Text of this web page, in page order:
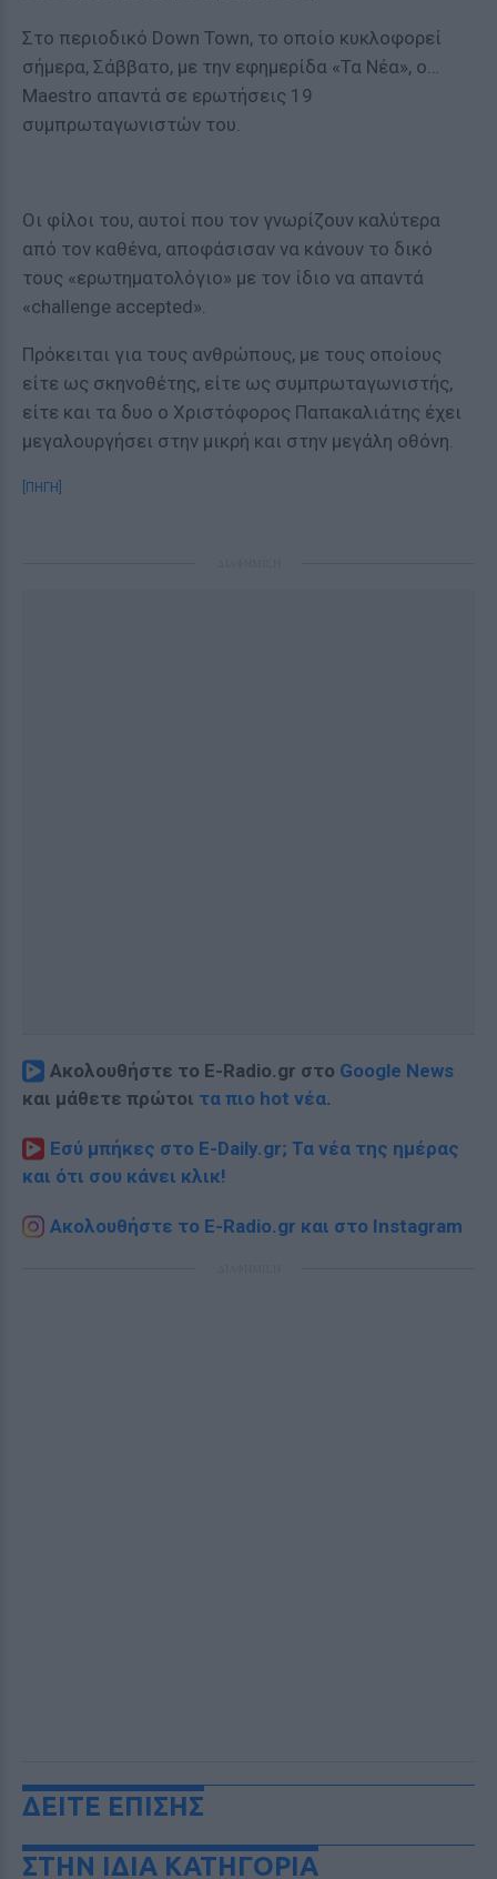
Στο περιοδικό Down Town, το οποίο κυκλοφορεί
σήμερα, Σάββατο, με την εφημερίδα «Τα Νέα», ο…
Maestro απαντά σε ερωτήσεις 19
συμπρωταγωνιστών του.
Οι φίλοι του, αυτοί που τον γνωρίζουν καλύτερα
από τον καθένα, αποφάσισαν να κάνουν το δικό
τους «ερωτηματολόγιο» με τον ίδιο να απαντά
«challenge accepted».
Πρόκειται για τους ανθρώπους, με τους οποίους
είτε ως σκηνοθέτης, είτε ως συμπρωταγωνιστής,
είτε και τα δυο ο Χριστόφορος Παπακαλιάτης έχει
μεγαλουργήσει στην μικρή και στην μεγάλη οθόνη.
[ΠΗΓΗ]
Ακολουθήστε το E-Radio.gr στο Google News
και μάθετε πρώτοι τα πιο hot νέα.
Εσύ μπήκες στο E-Daily.gr; Τα νέα της ημέρας
και ότι σου κάνει κλικ!
Ακολουθήστε το E-Radio.gr και στο Instagram
ΔΕΙΤΕ ΕΠΙΣΗΣ
ΣΤΗΝ ΙΔΙΑ ΚΑΤΗΓΟΡΙΑ